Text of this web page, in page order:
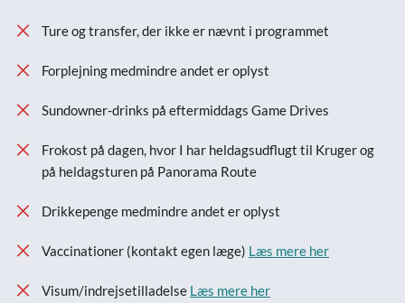
Ture og transfer, der ikke er nævnt i programmet
Forplejning medmindre andet er oplyst
Sundowner-drinks på eftermiddags Game Drives
Frokost på dagen, hvor I har heldagsudflugt til Kruger og
på heldagsturen på Panorama Route
Drikkepenge medmindre andet er oplyst
Vaccinationer (kontakt egen læge) Læs mere her
Visum/indrejsetilladelse Læs mere her